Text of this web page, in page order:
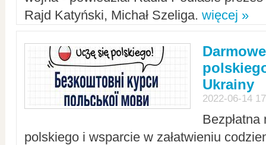
Rajd Katyński, Michał Szeliga. więcej »
Ukrainy
2022-06-14
polskiego i wsparcie w załatwieniu